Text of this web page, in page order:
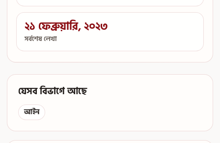
২১ ফেব্রুয়ারি, ২০২৩
সর্বশেষ লেখা
যেসব বিভাগে আছে
আইন